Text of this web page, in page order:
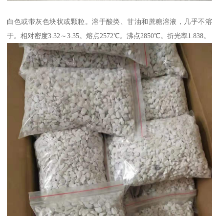
白色或带灰色块状或颗粒。溶于酸类、甘油和蔗糖溶液，几乎不溶
于。相对密度3.32～3.35。熔点2572℃。沸点2850℃。折光率1.838。